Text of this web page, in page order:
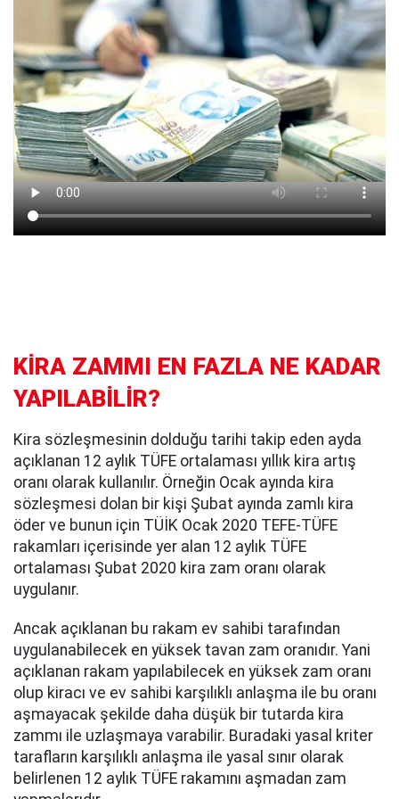
KİRA ZAMMI EN FAZLA NE KADAR
YAPILABİLİR?
Kira sözleşmesinin dolduğu tarihi takip eden ayda
açıklanan 12 aylık TÜFE ortalaması yıllık kira artış
oranı olarak kullanılır. Örneğin Ocak ayında kira
sözleşmesi dolan bir kişi Şubat ayında zamlı kira
öder ve bunun için TÜİK Ocak 2020 TEFE-TÜFE
rakamları içerisinde yer alan 12 aylık TÜFE
ortalaması Şubat 2020 kira zam oranı olarak
uygulanır.
Ancak açıklanan bu rakam ev sahibi tarafından
uygulanabilecek en yüksek tavan zam oranıdır. Yani
açıklanan rakam yapılabilecek en yüksek zam oranı
olup kiracı ve ev sahibi karşılıklı anlaşma ile bu oranı
aşmayacak şekilde daha düşük bir tutarda kira
zammı ile uzlaşmaya varabilir. Buradaki yasal kriter
tarafların karşılıklı anlaşma ile yasal sınır olarak
belirlenen 12 aylık TÜFE rakamını aşmadan zam